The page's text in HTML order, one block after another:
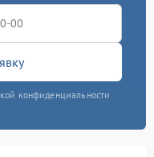
конфиденциальности